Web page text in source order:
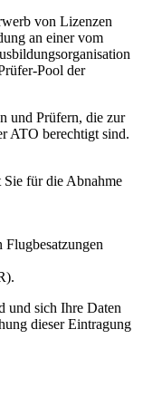
von Lizenzen
an einer vom
Pool der
und Prüfern, die zur
ATO berechtigt sind.
für die Abnahme
und sich Ihre Daten
dieser Eintragung